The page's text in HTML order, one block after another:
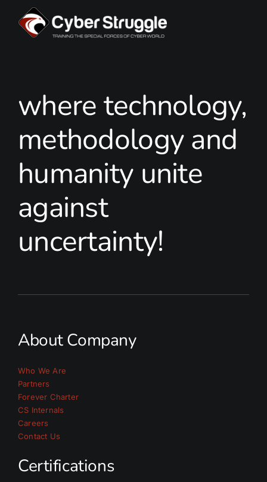
where technology,
methodology and
humanity unite
against
uncertainty!
About Company
Who We Are
Partners
Forever Charter
CS Internals
Careers
Contact Us
Certifications